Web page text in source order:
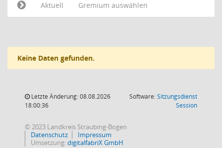
Aktuell
Gremium auswählen
Keine Daten gefunden.
Letzte Änderung: 08.08.2026
18:00:36
Software:Sitzungsdienst
Session(Wird in
© 2023 Landkreis Straubing-Bogen
Datenschutz
Impressum
Umsetzung:digitalfabriX GmbH